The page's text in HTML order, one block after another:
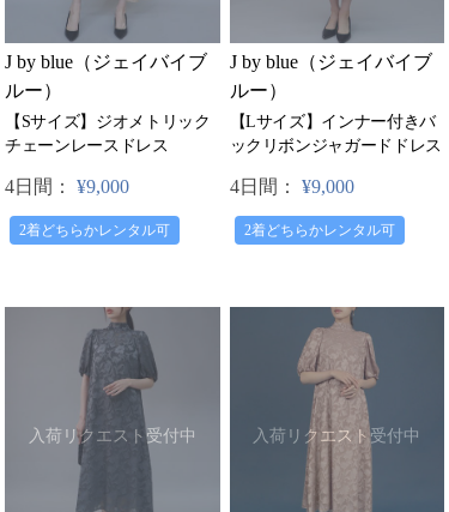
J by blue（ジェイバイブ
ルー）
【Sサイズ】ジオメトリック
チェーンレースドレス
4日間： ¥9,000
2着どちらかレンタル可
J by blue（ジェイバイブ
ルー）
【Lサイズ】インナー付きバ
ックリボンジャガードドレス
4日間： ¥9,000
2着どちらかレンタル可
入荷リクエスト受付中 入荷リクエスト受付中